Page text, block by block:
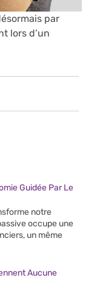
par
lors d’un
Guidée Par Le
notre
occupe une
un même
Aucune